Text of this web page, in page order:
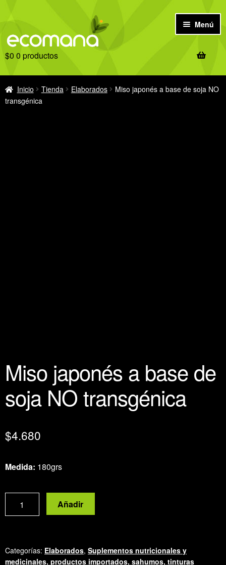
Ir
la
navegación
Ir
contenido
Menú
Inicio
Antes de comprar
$0 0 productos
Inicio Tienda Elaborados
Miso japonés a base de soja NO
transgénica
Miso japonés a base de
soja NO transgénica
$4.680
Medida: 180grs
japonés
de
soja
Añadir
Categorías: Elaborados, Suplementos nutricionales y
medicinales, productos importados, sahumos, tinturas